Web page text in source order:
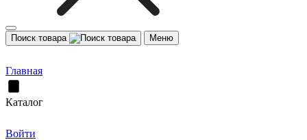
Поиск товара Меню
Главная
Каталог
Войти